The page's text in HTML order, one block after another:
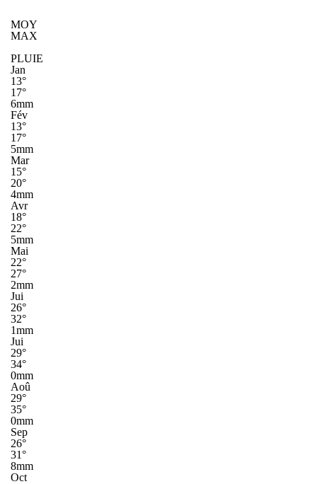
MOY
MAX
PLUIE
Jan
13°
17°
6mm
Fév
13°
17°
5mm
Mar
15°
20°
4mm
Avr
18°
22°
5mm
Mai
22°
27°
2mm
Jui
26°
32°
1mm
Jui
29°
34°
0mm
Aoû
29°
35°
0mm
Sep
26°
31°
8mm
Oct